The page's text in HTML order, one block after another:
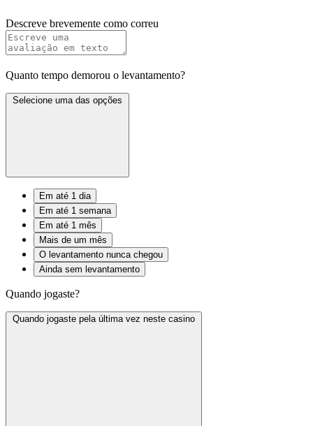
Descreve brevemente como correu
Quanto tempo demorou o levantamento?
Selecione uma das opções
Em até 1 dia
Em até 1 semana
Em até 1 mês
Mais de um mês
O levantamento nunca chegou
Ainda sem levantamento
Quando jogaste?
Quando jogaste pela última vez neste casino